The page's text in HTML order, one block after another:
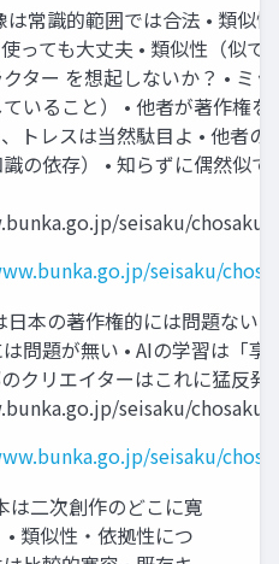
は常識的範囲では合法 • 類似
っても大丈夫 • 類似性（似て
ター を想起しないか？ • ミ
いること） • 他者が著作権
トレスは当然駄目よ • 他者
の依存） • 知らずに偶然似
seisaku/
seisaku/
日本の著作権的には問題ない
問題が無い • AIの学習は「
クリエイターはこれに猛反発
seisaku/
seisaku/
は二次創作のどこに寛
類似性・依拠性につ